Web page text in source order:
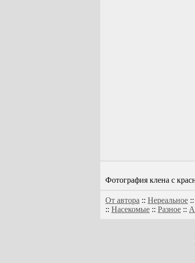
Фотография клена с
От автора :: Нереальное ::
:: Насекомые :: Разное ::